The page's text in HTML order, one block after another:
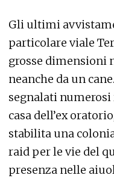
Gli ultimi
particolare viale
grosse dimensioni
neanche da un
segnalati
casa dell’ex
stabilita una
raid per le vie del
presenza nelle